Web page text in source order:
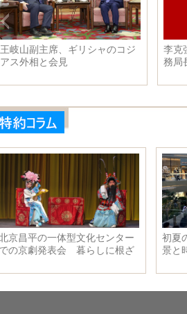
王岐山副主席、ギリシャのコジ
アス外相と会見
李克
務局